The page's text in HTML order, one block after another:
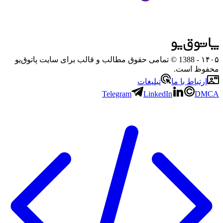
۱۴۰۵
- 1388 © تمامی حقوق مطالب و قالب برای سایت پاتوق‌یو
محفوظ است.
ارتباط با ما
تبلیغات
Telegram
LinkedIn DMCA